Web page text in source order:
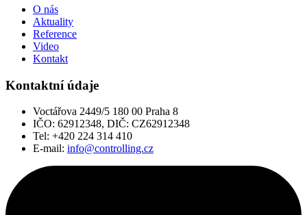
O nás
Aktuality
Reference
Video
Kontakt
Kontaktní údaje
Voctářova 2449/5 180 00 Praha 8
IČO: 62912348, DIČ: CZ62912348
Tel: +420 224 314 410
E-mail: info@controlling.cz